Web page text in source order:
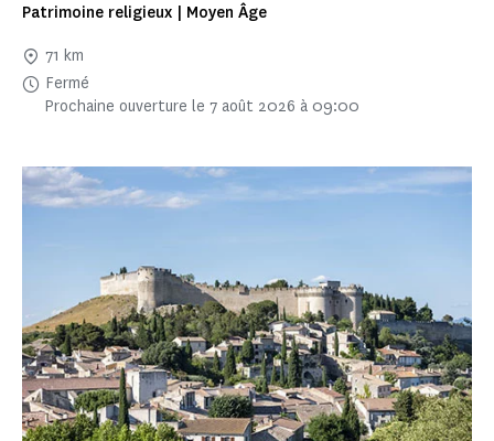
Patrimoine religieux | Moyen Âge
71 km
Fermé
Prochaine ouverture le 7 août 2026 à 09:00